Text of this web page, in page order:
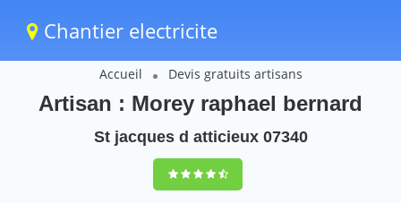
Chantier electricite
Accueil Devis gratuits artisans
Artisan : Morey raphael bernard
St jacques d atticieux 07340